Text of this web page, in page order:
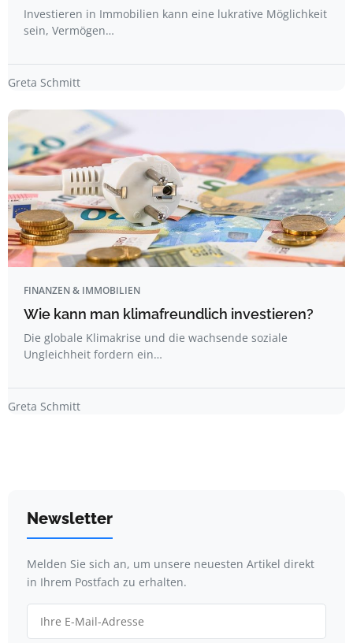
Investieren in Immobilien kann eine lukrative Möglichkeit
sein, Vermögen…
Greta Schmitt
FINANZEN & IMMOBILIEN
Wie kann man klimafreundlich investieren?
Die globale Klimakrise und die wachsende soziale
Ungleichheit fordern ein…
Greta Schmitt
Newsletter
Melden Sie sich an, um unsere neuesten Artikel direkt
in Ihrem Postfach zu erhalten.